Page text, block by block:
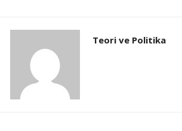
Teori ve Politika